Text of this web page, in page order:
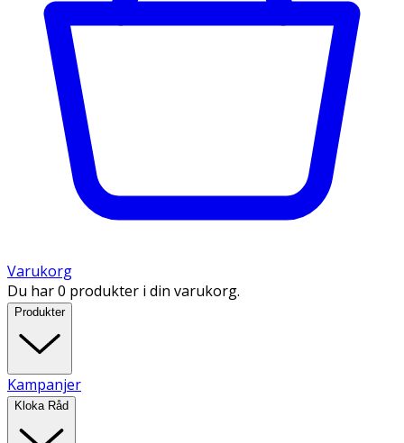
Varukorg
Du har 0 produkter i din varukorg.
Produkter
Kampanjer
Kloka Råd